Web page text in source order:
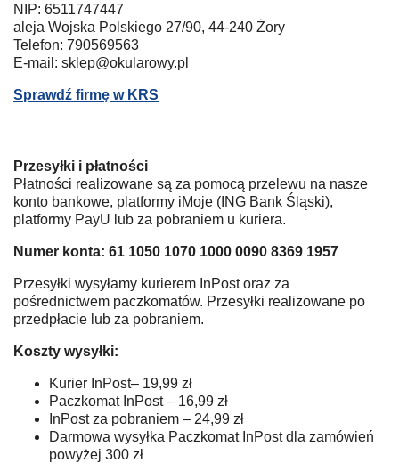
NIP: 6511747447
aleja Wojska Polskiego 27/90, 44-240 Żory
Telefon: 790569563
E-mail: sklep@okularowy.pl
Sprawdź firmę w KRS
Przesyłki i płatności
Płatności realizowane są za pomocą przelewu na nasze
konto bankowe, platformy iMoje (ING Bank Śląski),
platformy PayU lub za pobraniem u kuriera.
Numer konta: 61 1050 1070 1000 0090 8369 1957
Przesyłki wysyłamy kurierem InPost oraz za
pośrednictwem paczkomatów. Przesyłki realizowane po
przedpłacie lub za pobraniem.
Koszty wysyłki:
Kurier InPost– 19,99 zł
Paczkomat InPost – 16,99 zł
InPost za pobraniem – 24,99 zł
Darmowa wysyłka Paczkomat InPost dla zamówień
powyżej 300 zł